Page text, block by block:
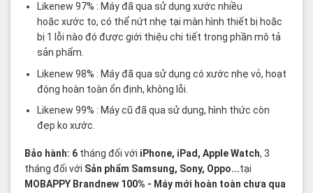
Likenew 97% : Máy đã qua sử dụng xước nhiều
hoặc xước to, có thể nứt nhẹ tại màn hình thiết bị hoặc
bị 1 lỗi nào đó được giới thiệu chi tiết trong phần mô tả
sản phẩm.
Likenew 98% : Máy đã qua sử dụng có xước nhẹ vỏ, hoạt
động hoàn toàn ổn định, không lỗi.
Likenew 99% : Máy cũ đã qua sử dụng, hình thức còn
đẹp ko xước.
Bảo hành: 6 tháng đối với iPhone, iPad, Apple Watch, 3
tháng đối với Sản phẩm Samsung, Sony, Oppo...tại
MOBAPPY Brandnew 100% - Máy mới hoàn toàn chưa qua